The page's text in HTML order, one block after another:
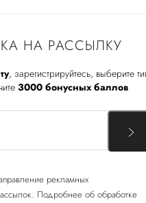
НА РАССЫЛКУ
, зарегистрируйтесь, выберите
3000 бонусных баллов
рекламных
Подробнее об обработке